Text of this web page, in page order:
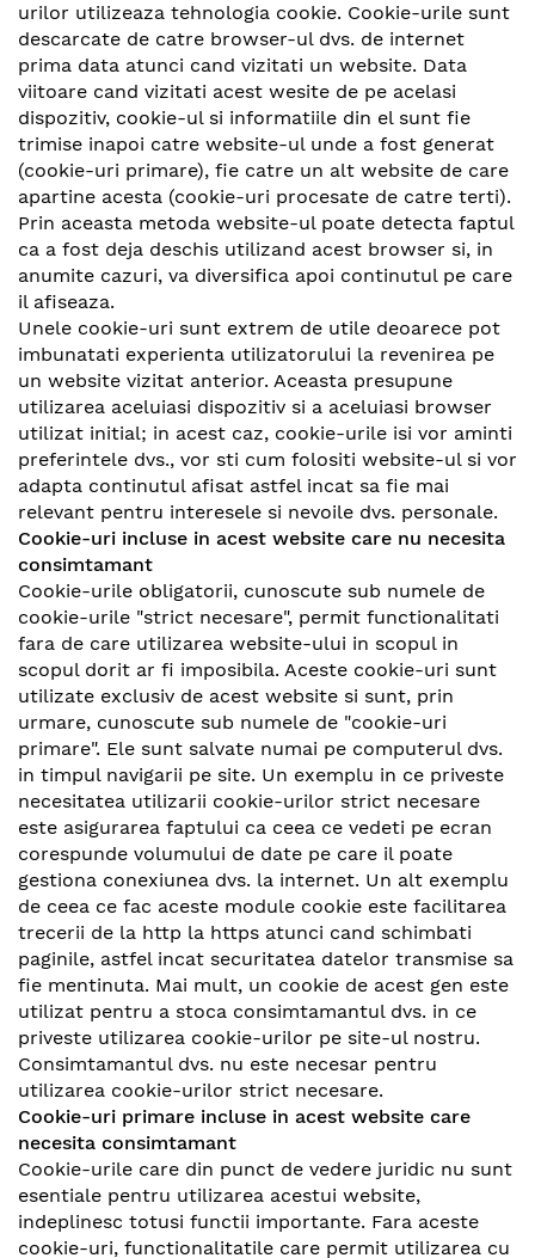
urilor utilizeaza tehnologia cookie. Cookie-urile sunt
descarcate de catre browser-ul dvs. de internet
prima data atunci cand vizitati un website. Data
viitoare cand vizitati acest wesite de pe acelasi
dispozitiv, cookie-ul si informatiile din el sunt fie
trimise inapoi catre website-ul unde a fost generat
(cookie-uri primare), fie catre un alt website de care
apartine acesta (cookie-uri procesate de catre terti).
Prin aceasta metoda website-ul poate detecta faptul
ca a fost deja deschis utilizand acest browser si, in
anumite cazuri, va diversifica apoi continutul pe care
il afiseaza.
Unele cookie-uri sunt extrem de utile deoarece pot
imbunatati experienta utilizatorului la revenirea pe
un website vizitat anterior. Aceasta presupune
utilizarea aceluiasi dispozitiv si a aceluiasi browser
utilizat initial; in acest caz, cookie-urile isi vor aminti
preferintele dvs., vor sti cum folositi website-ul si vor
adapta continutul afisat astfel incat sa fie mai
relevant pentru interesele si nevoile dvs. personale.
Cookie-uri incluse in acest website care nu necesita
consimtamant
Cookie-urile obligatorii, cunoscute sub numele de
cookie-urile "strict necesare", permit functionalitati
fara de care utilizarea website-ului in scopul in
scopul dorit ar fi imposibila. Aceste cookie-uri sunt
utilizate exclusiv de acest website si sunt, prin
urmare, cunoscute sub numele de "cookie-uri
primare". Ele sunt salvate numai pe computerul dvs.
in timpul navigarii pe site. Un exemplu in ce priveste
necesitatea utilizarii cookie-urilor strict necesare
este asigurarea faptului ca ceea ce vedeti pe ecran
corespunde volumului de date pe care il poate
gestiona conexiunea dvs. la internet. Un alt exemplu
de ceea ce fac aceste module cookie este facilitarea
trecerii de la http la https atunci cand schimbati
paginile, astfel incat securitatea datelor transmise sa
fie mentinuta. Mai mult, un cookie de acest gen este
utilizat pentru a stoca consimtamantul dvs. in ce
priveste utilizarea cookie-urilor pe site-ul nostru.
Consimtamantul dvs. nu este necesar pentru
utilizarea cookie-urilor strict necesare.
Cookie-uri primare incluse in acest website care
necesita consimtamant
Cookie-urile care din punct de vedere juridic nu sunt
esentiale pentru utilizarea acestui website,
indeplinesc totusi functii importante. Fara aceste
cookie-uri, functionalitatile care permit utilizarea cu